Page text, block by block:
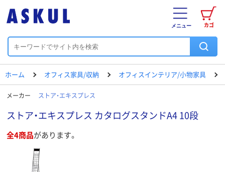
カゴ
メニュー
ホーム オフィス家具/収納 オフィスインテリア/小物家具
メーカー ストア・エキスプレス
ストア・エキスプレス カタログスタンドA4 10段
全4商品があります。